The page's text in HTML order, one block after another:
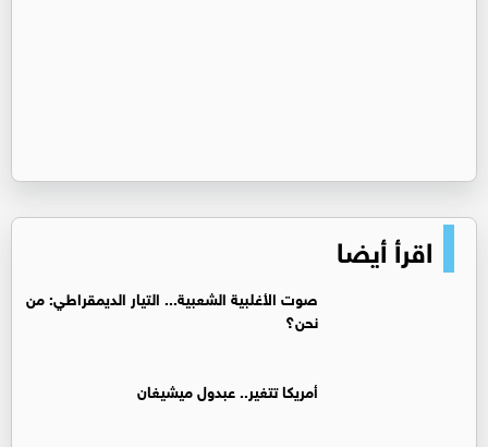
اقرأ أيضا
صوت الأغلبية الشعبية... التيار الديمقراطي: من
نحن؟
أمريكا تتغير.. عبدول ميشيغان